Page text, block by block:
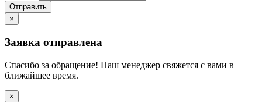
Отправить
×
Заявка отправлена
Спасибо за обращение! Наш менеджер свяжется с вами в
ближайшее время.
×